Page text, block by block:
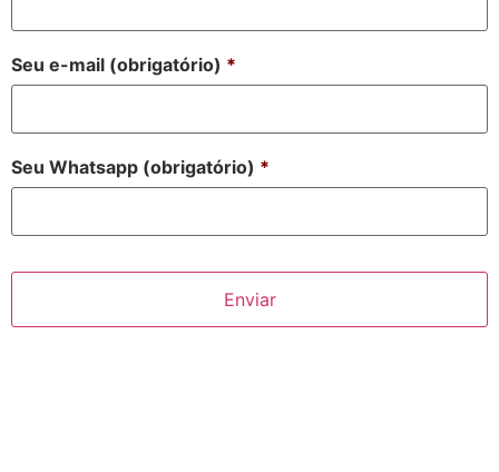
Seu e-mail (obrigatório) *
Seu Whatsapp (obrigatório) *